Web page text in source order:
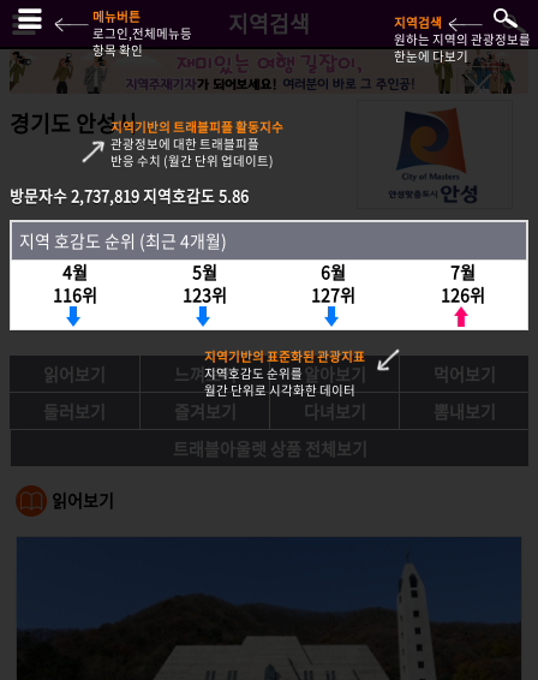
지역검색
경기도 안성시
방문자수2,737,819지역호감도5.86
지역호감도 순위 (최근 4개월)
4월
116위
5월
123위
6월
127위
7월
126위
읽어보기 느껴보기 알아보기
먹어보기
둘러보기
즐겨보기 다녀보기
뽐내보기
트래블아울렛 상품 전체보기
읽어보기
방문자수2,737,819지역호감도5.86
지역 호감도 순위 (최근 4개월)
4월
116위
5월
123위
6월
127위
7월
126위
메뉴버튼
로그인,전체메뉴등
항목 확인
지역검색
원하는 지역의 관광정보를
한눈에 다보기
지역기반의 트래블피플 활동지수
관광정보에 대한 트래블피플
반응 수치 (월간 단위 업데이트)
지역기반의 표준화된 관광지표
지역호감도 순위를
월간 단위로 시각화한 데이터